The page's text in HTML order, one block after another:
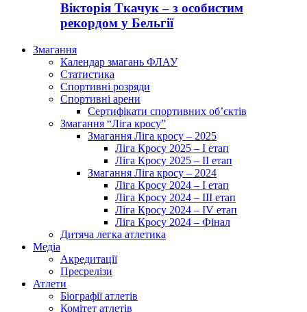
Вікторія Ткачук – з особистим
рекордом у Бельгії
Змагання
Календар змагань ФЛАУ
Статистика
Спортивні розряди
Спортивні арени
Сертифікати спортивних об’єктів
Змагання “Ліга кросу”
Змагання Ліга кросу – 2025
Ліга Кросу 2025 – I етап
Ліга Кросу 2025 – II етап
Змагання Ліга кросу – 2024
Ліга Кросу 2024 – I етап
Ліга Кросу 2024 – III етап
Ліга Кросу 2024 – IV етап
Ліга Кросу 2024 – Фінал
Дитяча легка атлетика
Медіа
Акредитації
Пресрелізи
Атлети
Біографії атлетів
Комітет атлетів